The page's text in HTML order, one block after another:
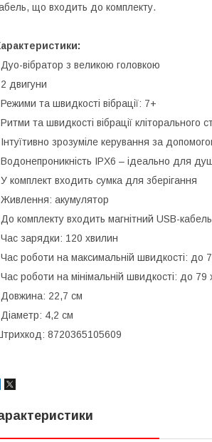
що входить до комплекту.
вібратор з великою головкою
двигуни
та швидкості вібрації: 7+
та швидкості вібрації кліторального
зрозуміле керування за
IPX6 – ідеально для
комплект входить сумка для зберігання
акумулятор
комплекту входить магнітний USB-
зарядки: 120 хвилин
роботи на максимальній швидкості: до
роботи на мінімальній швидкості: до 79
22,7 см
4,2 см
8720365105609